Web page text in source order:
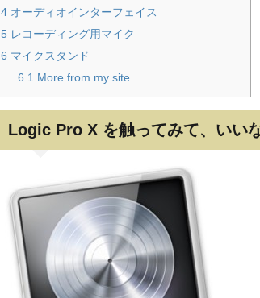
4 オーディオインターフェイス
5 レコーディング用マイク
6 マイクスタンド
6.1 More from my site
Logic Pro X を触ってみて、いい